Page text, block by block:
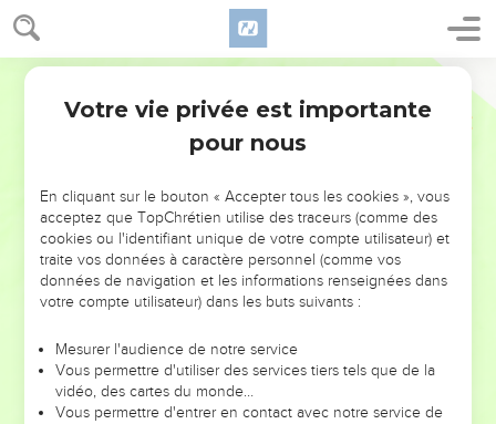
NE MANQUEZ PAS L’ÉVÉNEMENT
DE L’ANNÉE !
ET SI LEURS ERREURS POUVAIENT VOUS ÉVITER LES
VOTRES ?
leur foi ou leur vision. Mais on voit moins les doutes, les erreurs
et les saisons difficiles qu'ils ont traversés, alors même que ce
sont elles qui les ont façonnés.
Votre vie privée est importante
pour nous
En cliquant sur le bouton « Accepter tous les cookies », vous
acceptez que TopChrétien utilise des traceurs (comme des
cookies ou l'identifiant unique de votre compte utilisateur) et
traite vos données à caractère personnel (comme vos
données de navigation et les informations renseignées dans
votre compte utilisateur) dans les buts suivants :
Mesurer l'audience de notre service
Vous permettre d'utiliser des services tiers tels que de la
vidéo, des cartes du monde…
Vous permettre d'entrer en contact avec notre service de